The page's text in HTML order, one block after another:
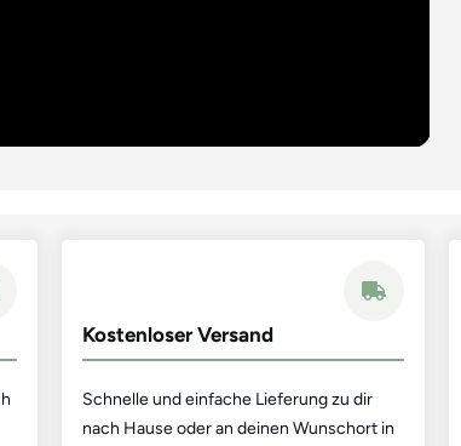
Kostenloser Versand
Schnelle und einfache Lieferung zu dir
nach Hause oder an deinen Wunschort in